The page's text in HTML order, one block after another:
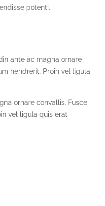
potenti.
ante ac magna ornare
hendrerit. Proin vel ligula
ornare convallis. Fusce
vel ligula quis erat